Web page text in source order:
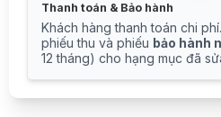
Thanh toán & Bảo hành
Khách hàng thanh toán chi
phiếu thu và phiếu bảo hành
12 tháng) cho hạng mục đã